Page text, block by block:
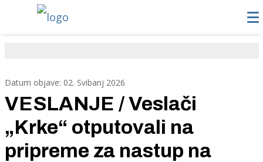
Datum objave: 02. Svibanj 2026
VESLANJE / Veslači
„Krke“ otputovali na
pripreme za nastup na